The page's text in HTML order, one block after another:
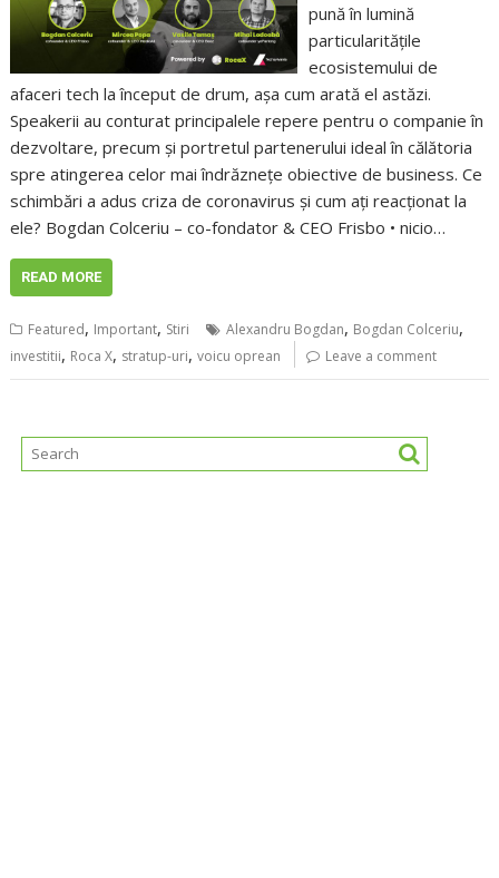
pună în lumină
particularitățile
ecosistemului de
afaceri tech la început de drum, așa cum arată el astăzi.
Speakerii au conturat principalele repere pentru o companie în
dezvoltare, precum și portretul partenerului ideal în călătoria
spre atingerea celor mai îndrăznețe obiective de business. Ce
schimbări a adus criza de coronavirus și cum ați reacționat la
ele? Bogdan Colceriu – co-fondator & CEO Frisbo • nicio…
READ MORE
Featured, Important, Stiri Alexandru Bogdan, Bogdan Colceriu,
investitii, Roca X, stratup-uri,voicu oprean Leave a comment